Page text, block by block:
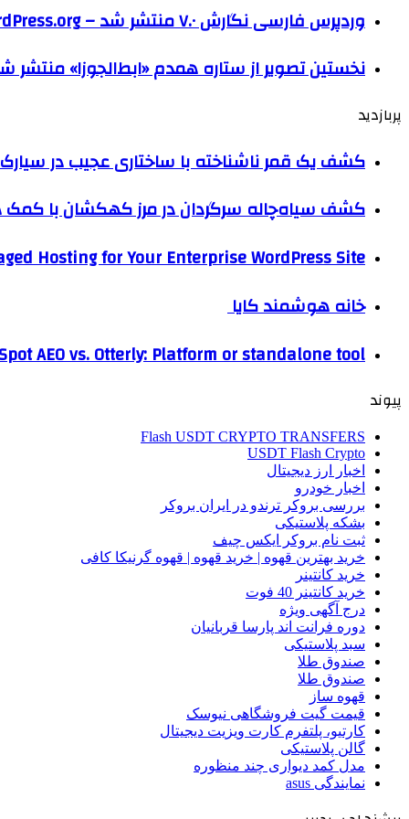
وردپرس فارسی نگارش ۷.۰ منتشر شد – WordPress.org فارسی
نخستین تصویر از ستاره همدم «ابط‌الجوزا» منتشر
پربازدید
کشف یک قمر ناشناخته با ساختاری عجیب در
کشف سیاه‌چاله سرگردان در مرز کهکشان با
Hosting for Your Enterprise WordPress Site
خانه هوشمند کایا
AEO vs. Otterly: Platform or standalone tool?
پیوند
Flash USDT CRYPTO TRANSFERS
USDT Flash Crypto
اخبار ارز دیجیتال
اخبار خودرو
بررسی بروکر ترندو در ایران بروکر
بشکه پلاستیکی
ثبت نام بروکر ایکس چیف
خرید بهترین قهوه | خرید قهوه | قهوه گرنیکا کافی
خرید کانتینر
خرید کانتینر 40 فوت
درج آگهی ویژه
دوره فرانت اند پارسا قربانیان
سبد پلاستیکی
صندوق طلا
صندوق طلا
قهوه ساز
قیمت گیت فروشگاهی نیوسک
کارتیو، پلتفرم کارت ویزیت دیجیتال
گالن پلاستیکی
مدل کمد دیواری چند منظوره
نمایندگی asus